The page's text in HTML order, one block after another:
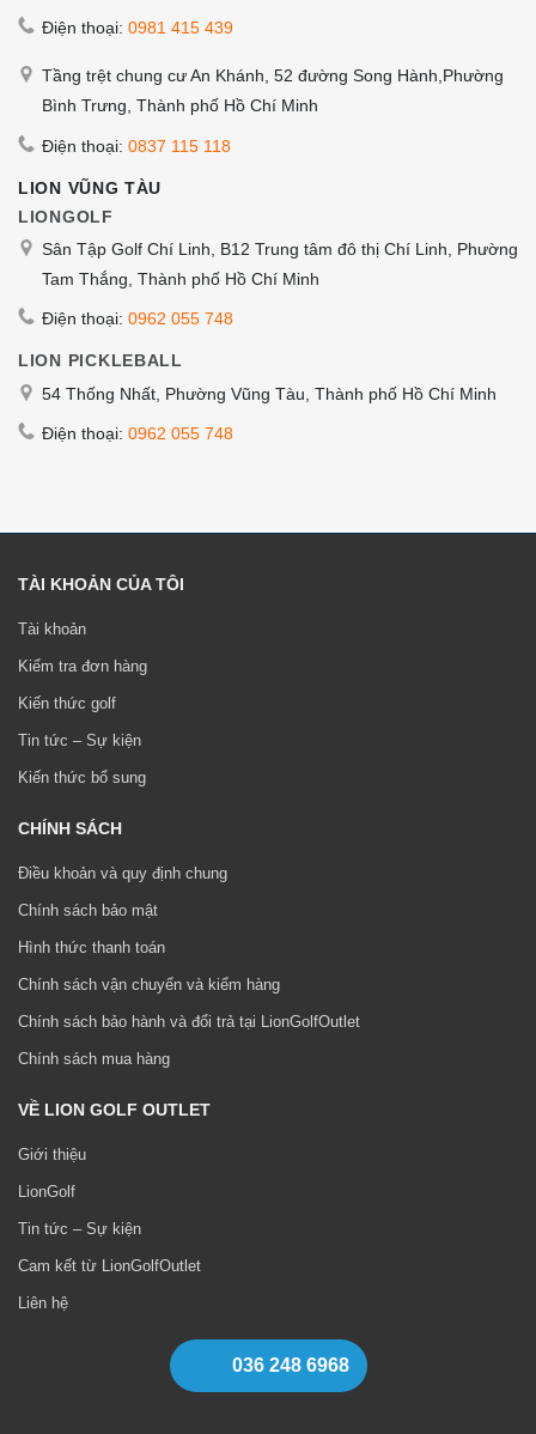
Điện thoại: 0981 415 439
Tầng trệt chung cư An Khánh, 52 đường Song Hành,Phường
Bình Trưng, Thành phố Hồ Chí Minh
Điện thoại: 0837 115 118
LION VŨNG TÀU
LIONGOLF
Sân Tập Golf Chí Linh, B12 Trung tâm đô thị Chí Linh, Phường
Tam Thắng, Thành phố Hồ Chí Minh
Điện thoại: 0962 055 748
LION PICKLEBALL
54 Thống Nhất, Phường Vũng Tàu, Thành phố Hồ Chí Minh
Điện thoại: 0962 055 748
TÀI KHOẢN CỦA TÔI
Tài khoản
Kiểm tra đơn hàng
Kiến thức golf
Tin tức – Sự kiện
Kiến thức bổ sung
CHÍNH SÁCH
Điều khoản và quy định chung
Chính sách bảo mật
Hình thức thanh toán
Chính sách vận chuyển và kiểm hàng
Chính sách bảo hành và đổi trả tại LionGolfOutlet
Chính sách mua hàng
VỀ LION GOLF OUTLET
Giới thiệu
LionGolf
Tin tức – Sự kiện
Cam kết từ LionGolfOutlet
Liên hệ
036 248 6968